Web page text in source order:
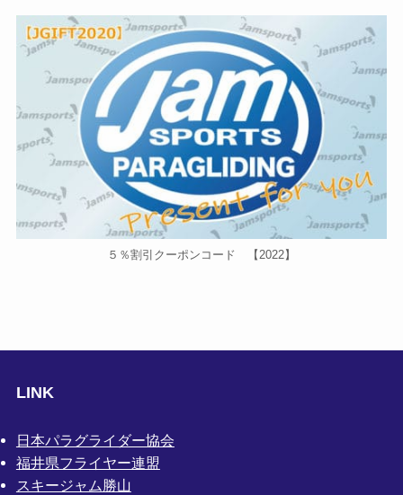
５％割引クーポンコード 【2022】
LINK
日本パラグライダー協会
福井県フライヤー連盟
スキージャム勝山